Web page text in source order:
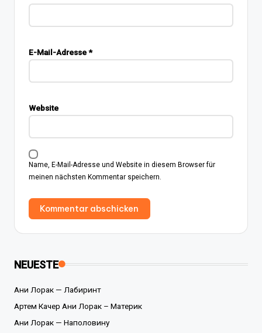
E-Mail-Adresse*
Website
Name, E-Mail-Adresse und Website in diesem Browser für
meinen nächsten Kommentar speichern.
NEUESTE
Ани Лорак — Лабиринт
Артем Качер Ани Лорак – Материк
Ани Лорак — Наполовину